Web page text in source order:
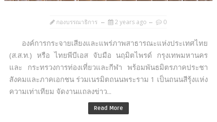
กองบรรณาธิการ 2 years ago 0
องค์การกระจายเสียงและแพร่ภาพสาธารณะแห่งประเทศไทย
(ส.ส.ท.) หรือ ไทยพีบีเอส จับมือ นฤมิตไพรด์ กรุงเทพมหานคร
และ กระทรวงการท่องเที่ยวและกีฬา พร้อมพันธมิตรภาคประชา
สังคมและภาคเอกชน ร่วมเนรมิตถนนพระราม 1 เป็นถนนสีรุ้งแห่ง
ความเท่าเทียม จัดงานแถลงข่าว...
Read More